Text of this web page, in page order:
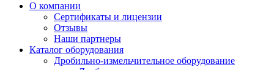
О компании
Сертификаты и лицензии
Отзывы
Наши партнеры
Каталог оборудования
Дробильно-измельчительное оборудование